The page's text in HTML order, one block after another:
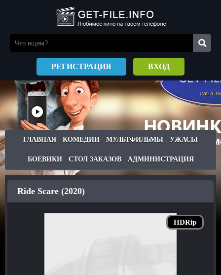
РЕГИСТРАЦИЯ ВХОД
ГЛАВНАЯ КОМЕДИИ МУЛЬТФИЛЬМЫ УЖАСЫ
БОЕВИКИ СТОЛ ЗАКАЗОВ АДМИНИСТРАЦИЯ
HDRip
Ride Scare (2020)